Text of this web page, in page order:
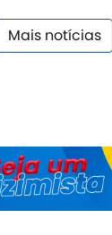
Mais notícias